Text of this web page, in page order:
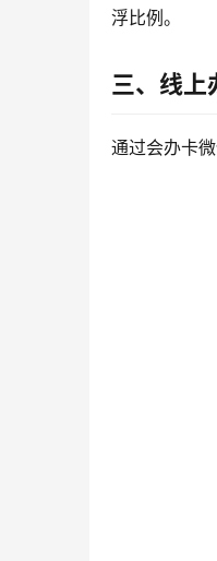
浮比例。
三、线上
通过会办卡